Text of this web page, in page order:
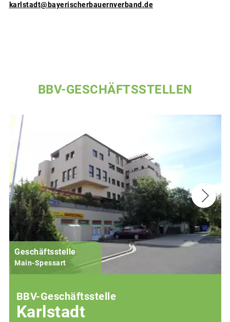
karlstadt@bayerischerbauernverband.de
BBV-GESCHÄFTSSTELLEN
Geschäftsstelle
Main-Spessart
BBV-Geschäftsstelle
Karlstadt